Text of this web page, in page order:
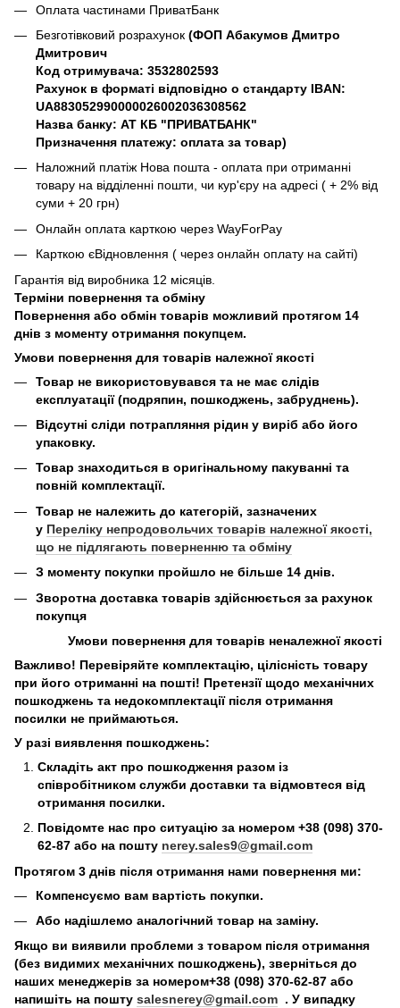
Оплата частинами ПриватБанк
Безготівковий розрахунок (ФОП Абакумов Дмитро
Дмитрович
Код отримувача: 3532802593
Рахунок в форматі відповідно о стандарту IBAN:
UA883052990000026002036308562
Назва банку: АТ КБ "ПРИВАТБАНК"
Призначення платежу: оплата за товар)
Наложний платіж Нова пошта - оплата при отриманні
товару на відділенні пошти, чи кур'єру на адресі ( + 2% від
суми + 20 грн)
Онлайн оплата карткою через WayForPay
Карткою єВідновлення ( через онлайн оплату на сайті)
Гарантія від виробника 12 місяців.
Терміни повернення та обміну
Повернення або обмін товарів можливий протягом 14
днів з моменту отримання покупцем.
Умови повернення для товарів належної якості
Товар не використовувався та не має слідів
експлуатації (подряпин, пошкоджень, забруднень).
Відсутні сліди потрапляння рідин у виріб або його
упаковку.
Товар знаходиться в оригінальному пакуванні та
повній комплектації.
Товар не належить до категорій, зазначених
у Переліку непродовольчих товарів належної якості,
що не підлягають поверненню та обміну
З моменту покупки пройшло не більше 14 днів.
Зворотна доставка товарів здійснюється за рахунок
покупця
Умови повернення для товарів неналежної якості
Важливо! Перевіряйте комплектацію, цілісність товару
при його отриманні на пошті! Претензії щодо механічних
пошкоджень та недокомплектації після отримання
посилки не приймаються.
У разі виявлення пошкоджень:
Складіть акт про пошкодження разом із
співробітником служби доставки та відмовтеся від
отримання посилки.
Повідомте нас про ситуацію за номером +38 (098) 370-
62-87 або на пошту nerey.sales9@gmail.com
Протягом 3 днів після отримання нами повернення ми:
Компенсуємо вам вартість покупки.
Або надішлемо аналогічний товар на заміну.
Якщо ви виявили проблеми з товаром після отримання
(без видимих механічних пошкоджень), зверніться до
наших менеджерів за номером+38 (098) 370-62-87 або
напишіть на пошту salesnerey@gmail.com . У випадку